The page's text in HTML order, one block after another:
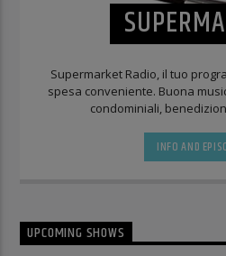
Supermarket Radio, il tuo
spesa conveniente. Buona
condominiali,
INFO AND
UPCOMING SHOWS